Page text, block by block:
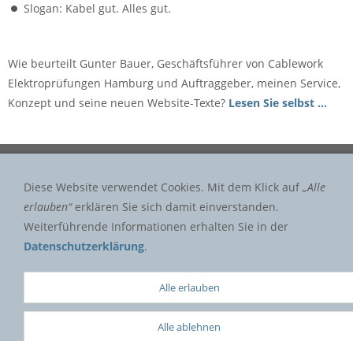
Slogan: Kabel gut. Alles gut.
Wie beurteilt Gunter Bauer, Geschäftsführer von Cablework
Elektroprüfungen Hamburg und Auftraggeber, meinen Service,
Konzept und seine neuen Website-Texte? Lesen Sie selbst ...
Seitenübersicht
Ihre Anfrage
Diese Website verwendet Cookies. Mit dem Klick auf „Alle
erlauben“erklären Sie sich damit einverstanden.
Weiterführende Informationen erhalten Sie in der
Datenschutzerklärung.
Alle erlauben
Alle ablehnen